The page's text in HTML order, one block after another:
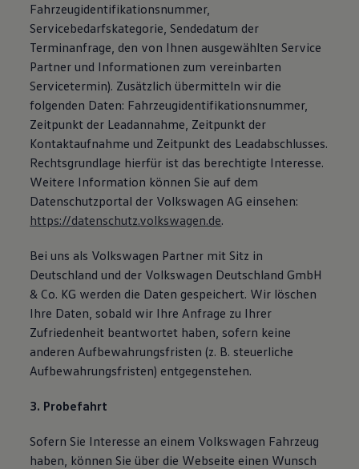
Fahrzeugidentifikationsnummer,
Servicebedarfskategorie, Sendedatum der
Terminanfrage, den von Ihnen ausgewählten Service
Partner und Informationen zum vereinbarten
Servicetermin). Zusätzlich übermitteln wir die
folgenden Daten: Fahrzeugidentifikationsnummer,
Zeitpunkt der Leadannahme, Zeitpunkt der
Kontaktaufnahme und Zeitpunkt des Leadabschlusses.
Rechtsgrundlage hierfür ist das berechtigte Interesse.
Weitere Information können Sie auf dem
Datenschutzportal der Volkswagen AG einsehen:
https://datenschutz.volkswagen.de.
Bei uns als Volkswagen Partner mit Sitz in
Deutschland und der Volkswagen Deutschland GmbH
& Co. KG werden die Daten gespeichert. Wir löschen
Ihre Daten, sobald wir Ihre Anfrage zu Ihrer
Zufriedenheit beantwortet haben, sofern keine
anderen Aufbewahrungsfristen (z. B. steuerliche
Aufbewahrungsfristen) entgegenstehen.
3. Probefahrt
Sofern Sie Interesse an einem Volkswagen Fahrzeug
haben, können Sie über die Webseite einen Wunsch